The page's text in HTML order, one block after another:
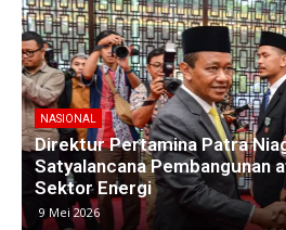
NASIONAL
Kawasan Industri di Timur
Subang Jadi Harapan Baru
8 Mei 2026